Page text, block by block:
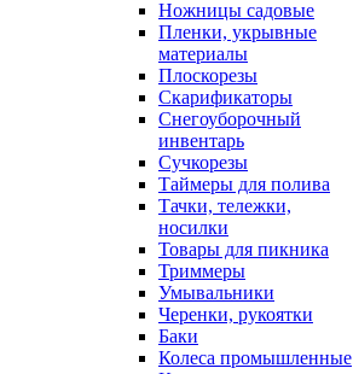
Ножницы садовые
Пленки, укрывные
материалы
Плоскорезы
Скарификаторы
Снегоуборочный
инвентарь
Сучкорезы
Таймеры для полива
Тачки, тележки,
носилки
Товары для пикника
Триммеры
Умывальники
Черенки, рукоятки
Баки
Колеса промышленные